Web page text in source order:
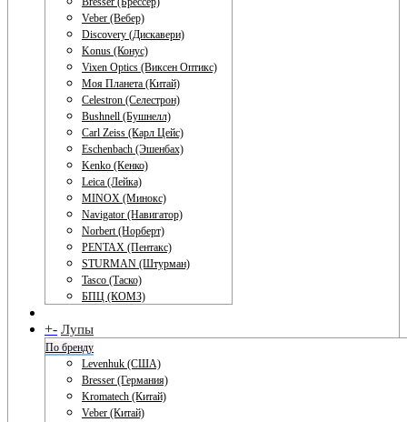
Veber (Вебер)
Discovery (Дискавери)
Konus (Конус)
Vixen Optics (Виксен Оптикс)
Моя Планета (Китай)
Celestron (Селестрон)
Bushnell (Бушнелл)
Carl Zeiss (Карл Цейс)
Eschenbach (Эшенбах)
Kenko (Кенко)
Leica (Лейка)
MINOX (Минокс)
Navigator (Навигатор)
Norbert (Норберт)
PENTAX (Пентакс)
STURMAN (Штурман)
Tasco (Таско)
БПЦ (КОМЗ)
+- Лупы
По бренду
Levenhuk (США)
Bresser (Германия)
Kromatech (Китай)
Veber (Китай)